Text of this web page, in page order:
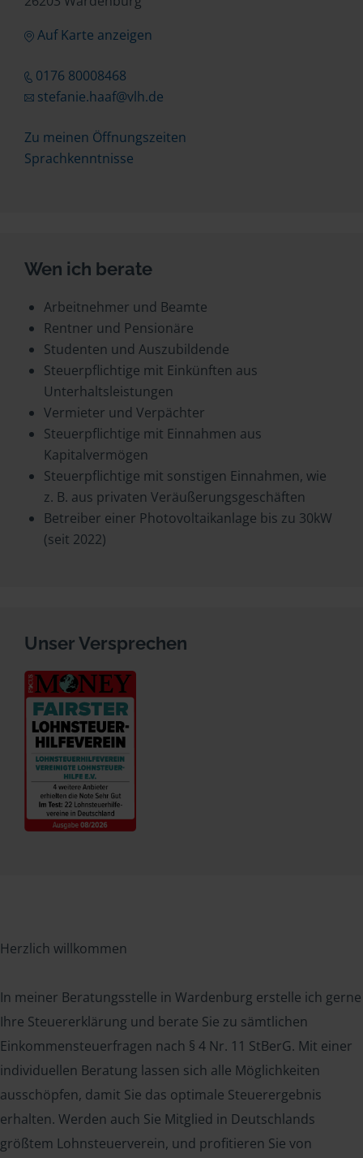
Auf Karte anzeigen
0176 80008468
stefanie.haaf@vlh.de
Zu meinen Öffnungszeiten
Sprachkenntnisse
Wen ich berate
Arbeitnehmer und Beamte
Rentner und Pensionäre
Studenten und Auszubildende
Steuerpflichtige mit Einkünften aus
Unterhaltsleistungen
Vermieter und Verpächter
Steuerpflichtige mit Einnahmen aus
Kapitalvermögen
Steuerpflichtige mit sonstigen Einnahmen, wie
z. B. aus privaten Veräußerungsgeschäften
Betreiber einer Photovoltaikanlage bis zu 30kW
(seit 2022)
Unser Versprechen
Herzlich willkommen
In meiner Beratungsstelle in Wardenburg erstelle ich gerne
Ihre Steuererklärung und berate Sie zu sämtlichen
Einkommensteuerfragen nach § 4 Nr. 11 StBerG. Mit einer
individuellen Beratung lassen sich alle Möglichkeiten
ausschöpfen, damit Sie das optimale Steuerergebnis
erhalten. Werden auch Sie Mitglied in Deutschlands
größtem Lohnsteuerverein, und profitieren Sie von